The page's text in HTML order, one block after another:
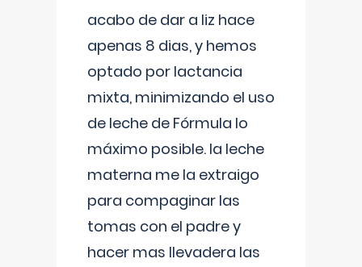
acabo de dar a liz hace
apenas 8 dias, y hemos
optado por lactancia
mixta, minimizando el uso
de leche de Fórmula lo
máximo posible. la leche
materna me la extraigo
para compaginar las
tomas con el padre y
hacer mas llevadera las